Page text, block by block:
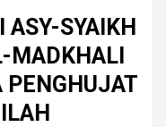
SYAIKH
MADKHALI
PENGHUJAT